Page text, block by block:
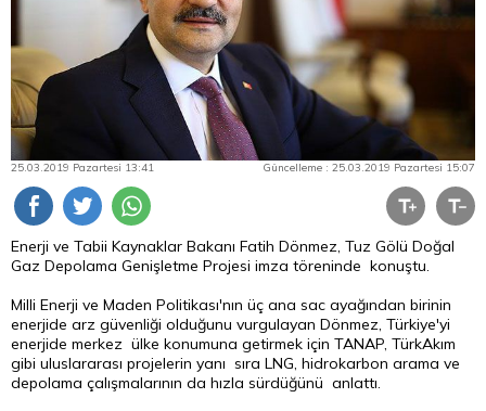
25.03.2019 Pazartesi 13:41 Güncelleme : 25.03.2019 Pazartesi 15:07
Enerji ve Tabii Kaynaklar Bakanı Fatih Dönmez, Tuz Gölü Doğal
Gaz Depolama Genişletme Projesi imza töreninde konuştu.
Milli Enerji ve Maden Politikası'nın üç ana sac ayağından birinin
enerjide arz güvenliği olduğunu vurgulayan Dönmez, Türkiye'yi
enerjide merkez ülke konumuna getirmek için TANAP, TürkAkım
gibi uluslararası projelerin yanı sıra LNG, hidrokarbon arama ve
depolama çalışmalarının da hızla sürdüğünü anlattı.